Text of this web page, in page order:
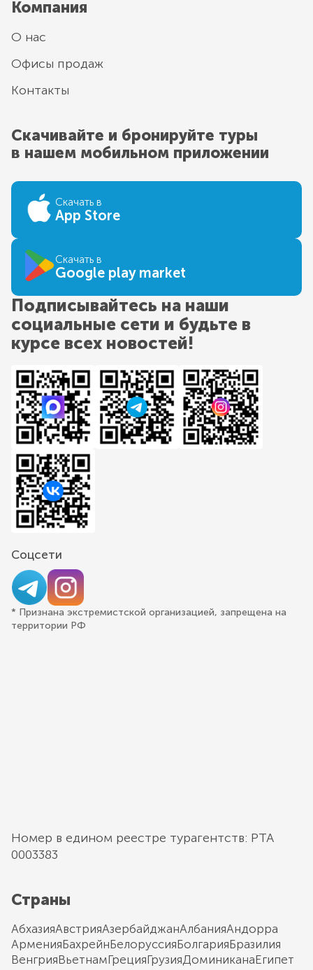
Компания
О нас
Офисы продаж
Контакты
Скачивайте и бронируйте туры
в нашем мобильном приложении
Скачать в
App Store
Скачать в
Google play market
Подписывайтесь на наши
социальные сети и будьте в
курсе всех новостей!
Соцсети
* Признана экстремистской организацией, запрещена на
территории РФ
Номер в едином реестре турагентств: РТА
0003383
Страны
АбхазияАвстрияАзербайджанАлбанияАндорра
АрменияБахрейнБелоруссияБолгарияБразилия
ВенгрияВьетнамГрецияГрузияДоминиканаЕгипет